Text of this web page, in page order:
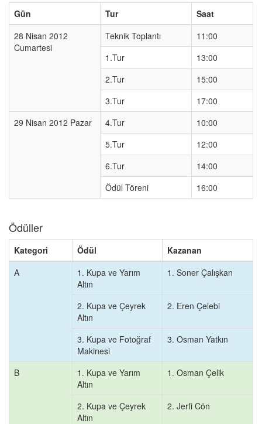
Gün Tur
Saat
28 Nisan 2012
Cumartesi
Teknik Toplantı
11:00
1.Tur
13:00
2.Tur
15:00
3.Tur
17:00
29 Nisan 2012 Pazar
4.Tur
10:00
5.Tur
12:00
6.Tur
14:00
Ödül Töreni
16:00
Ödüller
Kategori Ödül
Kazanan
A
1. Kupa ve Yarım
Altın
1. Soner Çalışkan
2. Kupa ve Çeyrek
Altın
2. Eren Çelebi
3. Kupa ve Fotoğraf
Makinesi
3. Osman Yatkın
B
1. Kupa ve Yarım
Altın
1. Osman Çelik
2. Kupa ve Çeyrek
Altın
2. Jerfi Cön